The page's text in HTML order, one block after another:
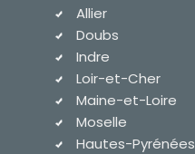
Allier
Doubs
Indre
Loir-et-Cher
Maine-et-Loire
Moselle
Hautes-Pyrénées